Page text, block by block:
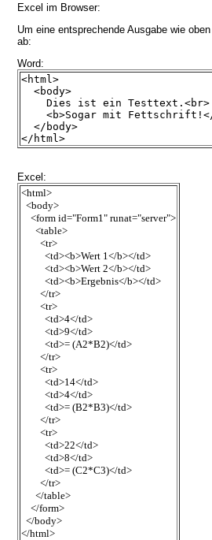
Excel im Browser:
Um eine entsprechende Ausgabe wie
ab:
Word:
<html>
<body>
Dies ist ein Testtext.<br>
<b>Sogar mit
</body>
</html>
Excel:
<html>
<body>
<form id="Form1" runat="server">
<table>
<tr>
<td><b>Wert 1</b></td>
<td><b>Wert 2</b></td>
<td><b>Ergebnis</b></td>
</tr>
<tr>
<td>4</td>
<td>9</td>
<td>= (A2*B2)</td>
</tr>
<tr>
<td>14</td>
<td>4</td>
<td>= (B2*B3)</td>
</tr>
<tr>
<td>22</td>
<td>8</td>
<td>= (C2*C3)</td>
</tr>
</table>
</form>
</body>
</html>